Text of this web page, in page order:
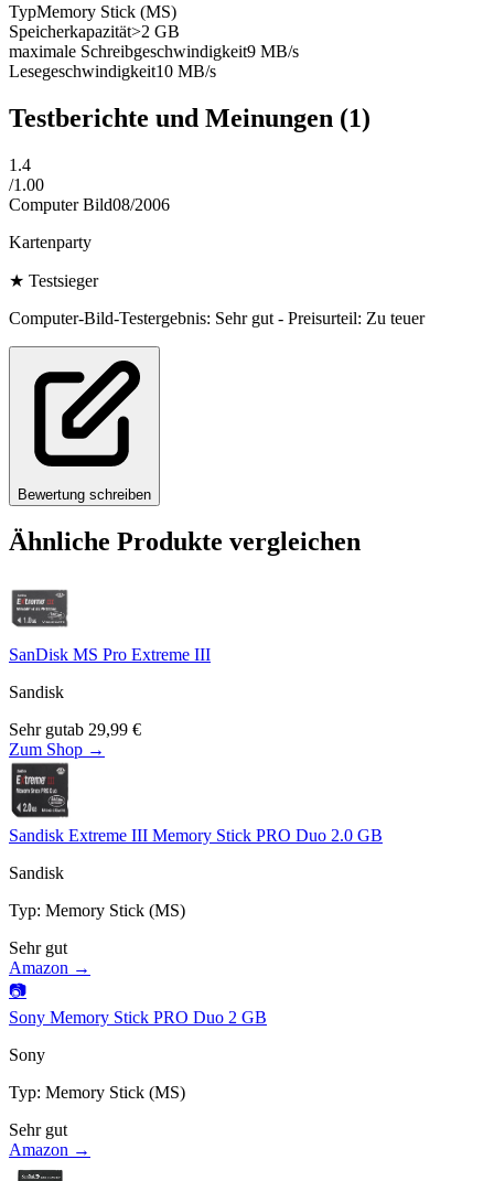
TypMemory Stick (MS)
Speicherkapazität>2 GB
maximale Schreibgeschwindigkeit9 MB/s
Lesegeschwindigkeit10 MB/s
Testberichte und Meinungen (1)
1.4
/1.00
Computer Bild08/2006
Kartenparty
★ Testsieger
Computer-Bild-Testergebnis: Sehr gut - Preisurteil: Zu teuer
Bewertung schreiben
Ähnliche Produkte vergleichen
SanDisk MS Pro Extreme III
Sandisk
Sehr gutab 29,99 €
Zum Shop →
Sandisk Extreme III Memory Stick PRO Duo 2.0 GB
Sandisk
Typ: Memory Stick (MS)
Sehr gut
Amazon →
📷
Sony Memory Stick PRO Duo 2 GB
Sony
Typ: Memory Stick (MS)
Sehr gut
Amazon →